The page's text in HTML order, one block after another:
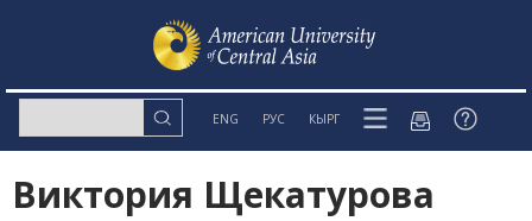
ENG РУС КЫРГ
Виктория Щекатурова